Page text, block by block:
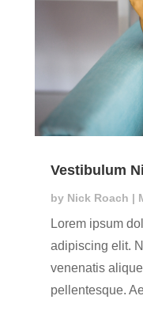
Vestibulum
by Nick Roach |
Lorem ipsum
adipiscing elit.
venenatis
pellentesque.